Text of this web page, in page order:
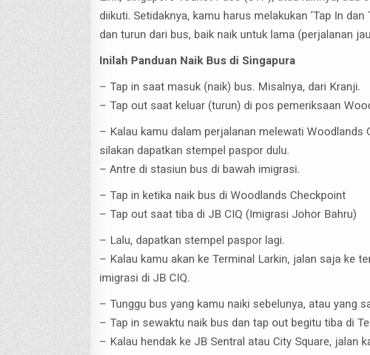
diikuti. Setidaknya, kamu harus melakukan ‘Tap In dan
dan turun dari bus, baik naik untuk lama (perjalanan
Inilah Panduan Naik Bus di Singapura
– Tap in saat masuk (naik) bus. Misalnya, dari Kranji.
– Tap out saat keluar (turun) di pos pemeriksaan
– Kalau kamu dalam perjalanan melewati Woodlands
silakan dapatkan stempel paspor dulu.
– Antre di stasiun bus di bawah imigrasi.
– Tap in ketika naik bus di Woodlands Checkpoint
– Tap out saat tiba di JB CIQ (Imigrasi Johor Bahru)
– Lalu, dapatkan stempel paspor lagi.
– Kalau kamu akan ke Terminal Larkin, jalan saja ke
imigrasi di JB CIQ.
– Tunggu bus yang kamu naiki sebelunya, atau yang
– Tap in sewaktu naik bus dan tap out begitu tiba di
– Kalau hendak ke JB Sentral atau City Square, jalan